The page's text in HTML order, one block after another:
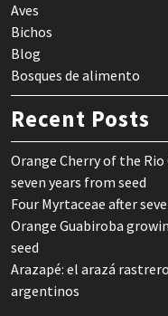
Aves
Bichos
Blog
Bosques de alimento
Recent Posts
Orange Cherry of the
seven years from seed
Four Myrtaceae after
Orange Guabiroba
seed
Arazapé: el arazá
argentinos